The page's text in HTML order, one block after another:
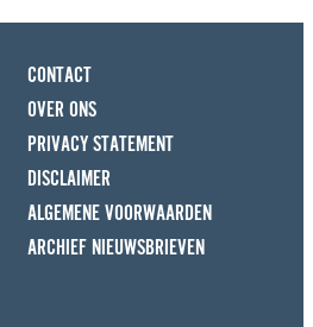
CONTACT
OVER ONS
PRIVACY STATEMENT
DISCLAIMER
ALGEMENE VOORWAARDEN
ARCHIEF NIEUWSBRIEVEN